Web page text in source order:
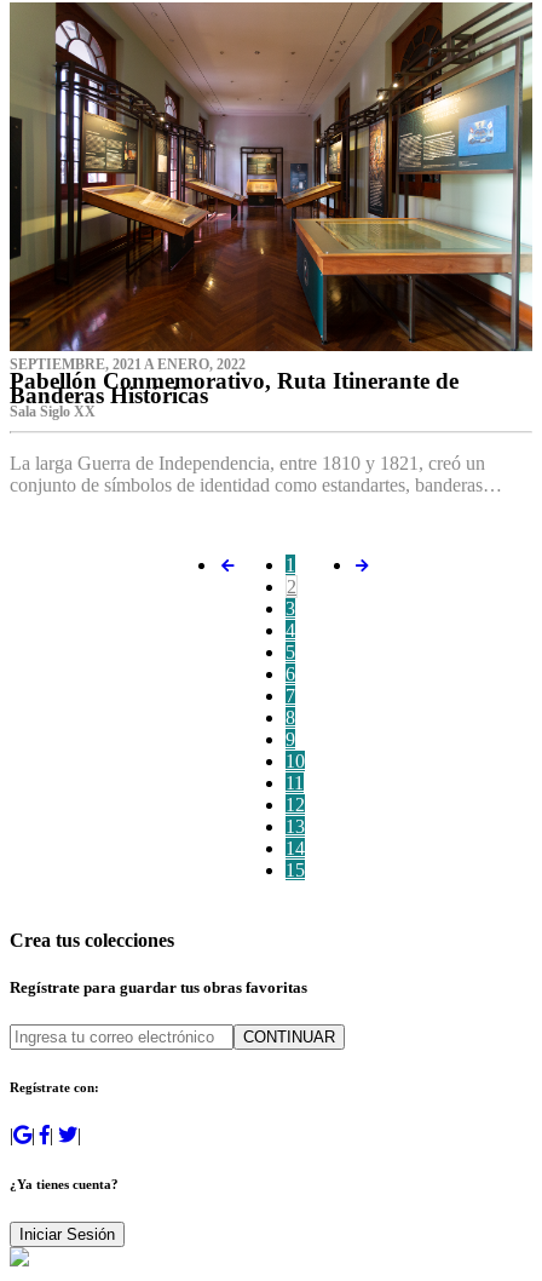
SEPTIEMBRE, 2021 A ENERO, 2022
Pabellón Conmemorativo, Ruta Itinerante de
Banderas Históricas
Sala Siglo XX
La larga Guerra de Independencia, entre 1810 y 1821, creó un
conjunto de símbolos de identidad como estandartes, banderas…
1
2
3
4
5
6
7
8
9
10
11
12
13
14
15
Crea tus colecciones
Regístrate para guardar tus obras favoritas
CONTINUAR
Regístrate con:
| | | |
¿Ya tienes cuenta?
Iniciar Sesión